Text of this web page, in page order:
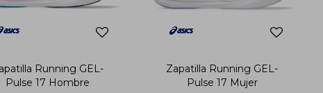
Running GEL-
Pulse 17 Hombre
Zapatilla Running GEL-
Pulse 17 Mujer